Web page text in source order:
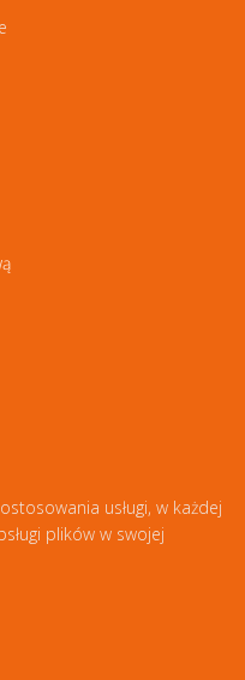
usługi, w każdej
plików w swojej